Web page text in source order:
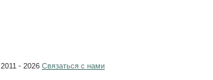
. 2011 - 2026 Связаться с нами